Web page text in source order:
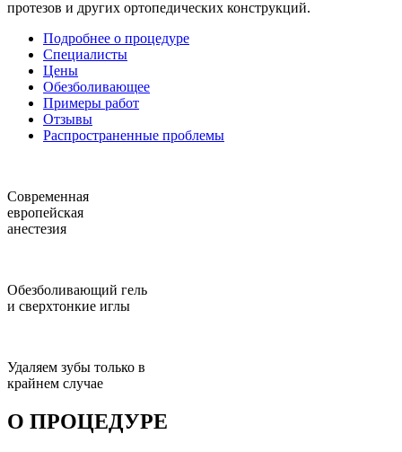
протезов и других ортопедических конструкций.
Подробнее о процедуре
Специалисты
Цены
Обезболивающее
Примеры работ
Отзывы
Распространенные проблемы
Современная
европейская
анестезия
Обезболивающий гель
и сверхтонкие иглы
Удаляем зубы только в
крайнем случае
О ПРОЦЕДУРЕ